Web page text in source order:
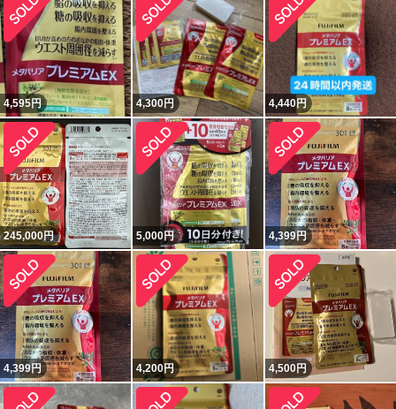
4,595円 4,300円 4,440円
245,000円 5,000円 4,399円
4,399円 4,200円 4,500円